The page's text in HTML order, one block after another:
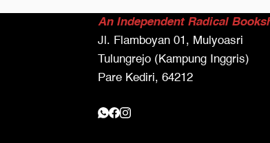
An Independent Radical
Jl. Flamboyan 01, Mulyoasri
Tulungrejo (Kampung Inggris)
Pare Kediri, 64212